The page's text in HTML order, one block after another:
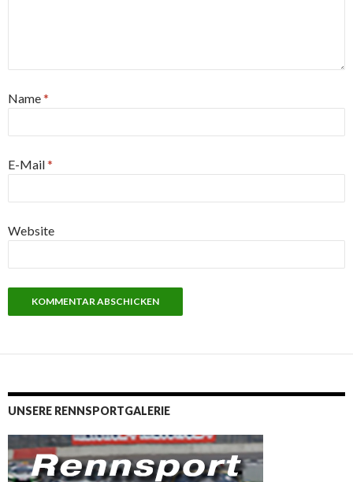
Name*
E-Mail*
Website
UNSERE RENNSPORTGALERIE